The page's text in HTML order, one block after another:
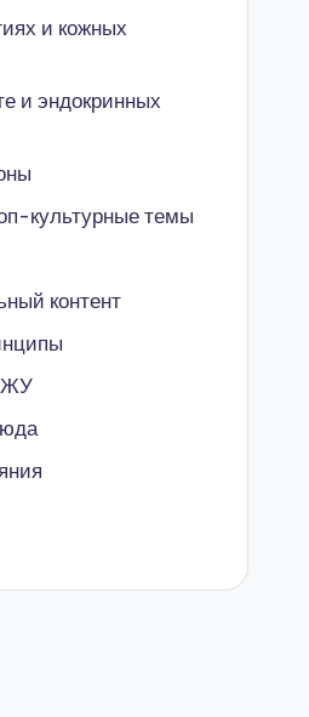
и кожных
и эндокринных
культурные темы
контент